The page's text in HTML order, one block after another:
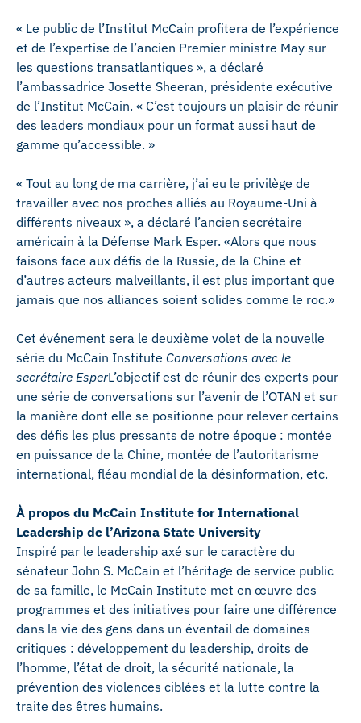
« Le public de l’Institut McCain profitera de l’expérience
et de l’expertise de l’ancien Premier ministre May sur
les questions transatlantiques », a déclaré
l’ambassadrice Josette Sheeran, présidente exécutive
de l’Institut McCain. « C’est toujours un plaisir de réunir
des leaders mondiaux pour un format aussi haut de
gamme qu’accessible. »
« Tout au long de ma carrière, j’ai eu le privilège de
travailler avec nos proches alliés au Royaume-Uni à
différents niveaux », a déclaré l’ancien secrétaire
américain à la Défense Mark Esper. «Alors que nous
faisons face aux défis de la Russie, de la Chine et
d’autres acteurs malveillants, il est plus important que
jamais que nos alliances soient solides comme le roc.»
Cet événement sera le deuxième volet de la nouvelle
série du McCain Institute Conversations avec le
secrétaire EsperL’objectif est de réunir des experts pour
une série de conversations sur l’avenir de l’OTAN et sur
la manière dont elle se positionne pour relever certains
des défis les plus pressants de notre époque : montée
en puissance de la Chine, montée de l’autoritarisme
international, fléau mondial de la désinformation, etc.
À propos du McCain Institute for International
Leadership de l’Arizona State University
Inspiré par le leadership axé sur le caractère du
sénateur John S. McCain et l’héritage de service public
de sa famille, le McCain Institute met en œuvre des
programmes et des initiatives pour faire une différence
dans la vie des gens dans un éventail de domaines
critiques : développement du leadership, droits de
l’homme, l’état de droit, la sécurité nationale, la
prévention des violences ciblées et la lutte contre la
traite des êtres humains.